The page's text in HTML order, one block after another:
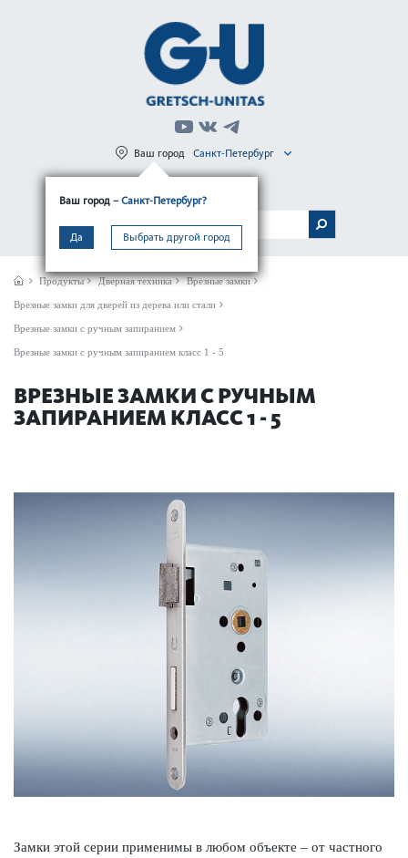
Ваш город – Санкт-Петербург?
Да Выбрать другой город
Ваш город Санкт-Петербург
МЕНЮ
Продукты Дверная техника Врезные замки
Врезные замки для дверей из дерева или стали
Врезные замки с ручным запиранием
Врезные замки с ручным запиранием класс 1 - 5
ВРЕЗНЫЕ ЗАМКИ С РУЧНЫМ
ЗАПИРАНИЕМ КЛАСС 1 - 5
Замки этой серии применимы в любом объекте – от частного